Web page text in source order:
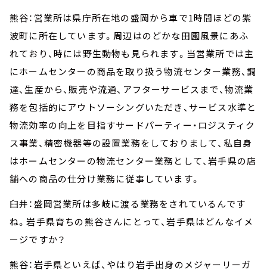
熊谷：営業所は県庁所在地の盛岡から車で1時間ほどの紫
波町に所在しています。周辺はのどかな田園風景にあふ
れており、時には野生動物も見られます。当営業所では主
にホームセンターの商品を取り扱う物流センター業務、調
達、生産から、販売や流通、アフターサービスまで、物流業
務を包括的にアウトソーシングいただき、サービス水準と
物流効率の向上を目指すサードパーティー・ロジスティク
ス事業、精密機器等の設置業務をしておりまして、私自身
はホームセンターの物流センター業務として、岩手県の店
舗への商品の仕分け業務に従事しています。
臼井：盛岡営業所は多岐に渡る業務をされているんです
ね。岩手県育ちの熊谷さんにとって、岩手県はどんなイメ
ージですか？
熊谷：岩手県といえば、やはり岩手出身のメジャーリーガ